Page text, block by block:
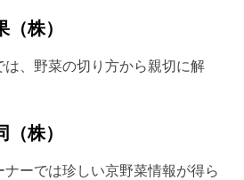
株）
、野菜の切り方から親切に解
株）
ナーでは珍しい京野菜情報が得ら